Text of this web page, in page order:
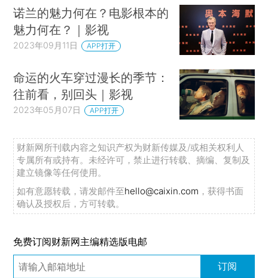
诺兰的魅力何在？电影根本的
魅力何在？｜影视
2023年09月11日 APP打开
命运的火车穿过漫长的季节：
往前看，别回头｜影视
2023年05月07日 APP打开
财新网所刊载内容之知识产权为财新传媒及/或相关权利人
专属所有或持有。未经许可，禁止进行转载、摘编、复制及
建立镜像等任何使用。
如有意愿转载，请发邮件至hello@caixin.com ，获得书面
确认及授权后，方可转载。
免费订阅财新网主编精选版电邮
订阅